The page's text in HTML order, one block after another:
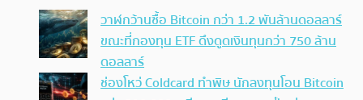
วาฬกว้านซื้อ Bitcoin กว่า 1.2 พันล้านดอลลาร์
ขณะที่กองทุน ETF ดึงดูดเงินทุนกว่า 750 ล้าน
ดอลลาร์
ช่องโหว่ Coldcard ทำพิษ นักลงทุนโอน Bitcoin